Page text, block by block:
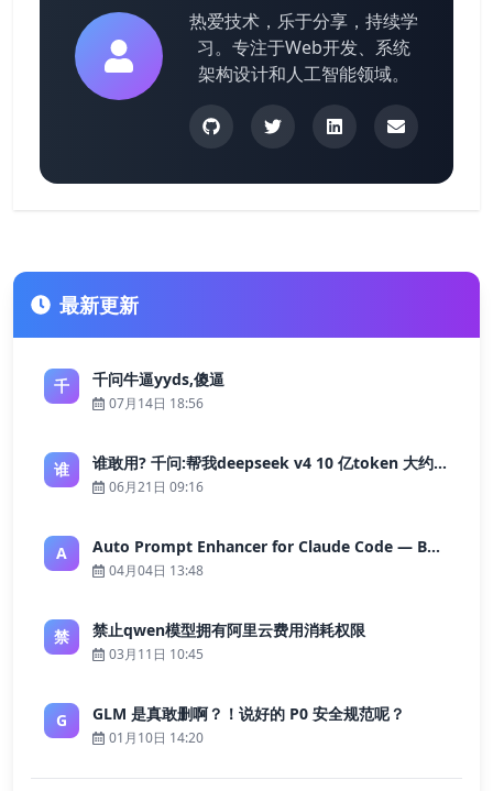
热爱技术，乐于分享，持续学
习。专注于Web开发、系统
架构设计和人工智能领域。
最新更新
千 千问牛逼yyds,傻逼
07月14日 18:56
谁 谁敢用? 千问:帮我deepseek v4 10 亿token 大约多少花费 ?
06月21日 09:16
A Auto Prompt Enhancer for Claude Code — Building a Highly Reliable AI Programming Workflow
04月04日 13:48
禁 禁止qwen模型拥有阿里云费用消耗权限
03月11日 10:45
G GLM 是真敢删啊？！说好的 P0 安全规范呢？
01月10日 14:20